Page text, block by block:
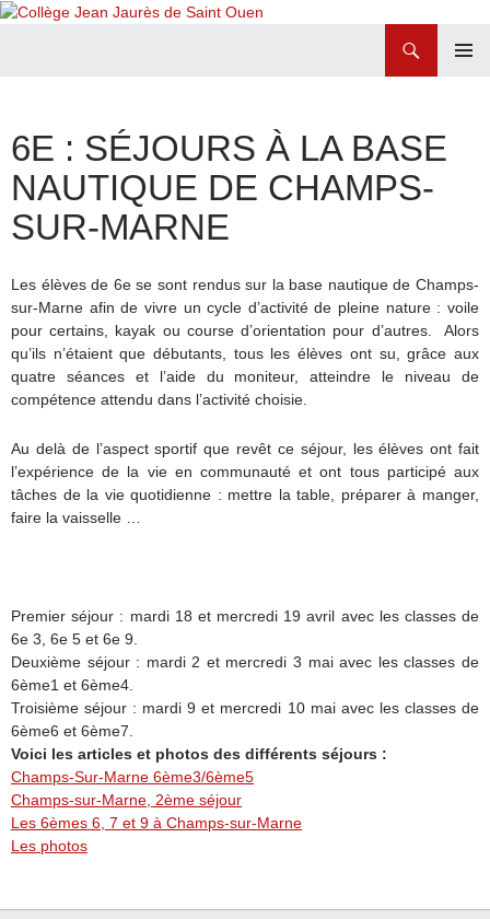
6E : SÉJOURS À LA BASE
NAUTIQUE DE CHAMPS-
SUR-MARNE
Les élèves de 6e se sont rendus sur la base nautique de Champs-
sur-Marne afin de vivre un cycle d’activité de pleine nature : voile
pour certains, kayak ou course d’orientation pour d’autres. Alors
qu’ils n’étaient que débutants, tous les élèves ont su, grâce aux
quatre séances et l’aide du moniteur, atteindre le niveau de
compétence attendu dans l’activité choisie.
Au delà de l’aspect sportif que revêt ce séjour, les élèves ont fait
l’expérience de la vie en communauté et ont tous participé aux
tâches de la vie quotidienne : mettre la table, préparer à manger,
faire la vaisselle …
Premier séjour : mardi 18 et mercredi 19 avril avec les classes de
6e 3, 6e 5 et 6e 9.
Deuxième séjour : mardi 2 et mercredi 3 mai avec les classes de
6ème1 et 6ème4.
Troisième séjour : mardi 9 et mercredi 10 mai avec les classes de
6ème6 et 6ème7.
Voici les articles et photos des différents séjours :
Champs-Sur-Marne 6ème3/6ème5
Champs-sur-Marne, 2ème séjour
Les 6èmes 6, 7 et 9 à Champs-sur-Marne
Les photos